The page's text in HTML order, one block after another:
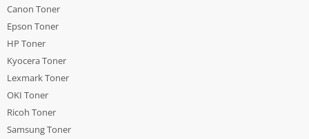
Canon Toner
Epson Toner
HP Toner
Kyocera Toner
Lexmark Toner
OKI Toner
Ricoh Toner
Samsung Toner